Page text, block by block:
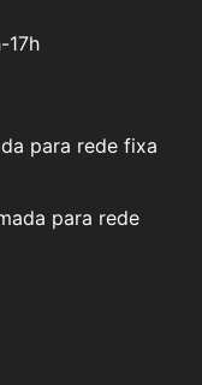
17h
para rede fixa
para rede